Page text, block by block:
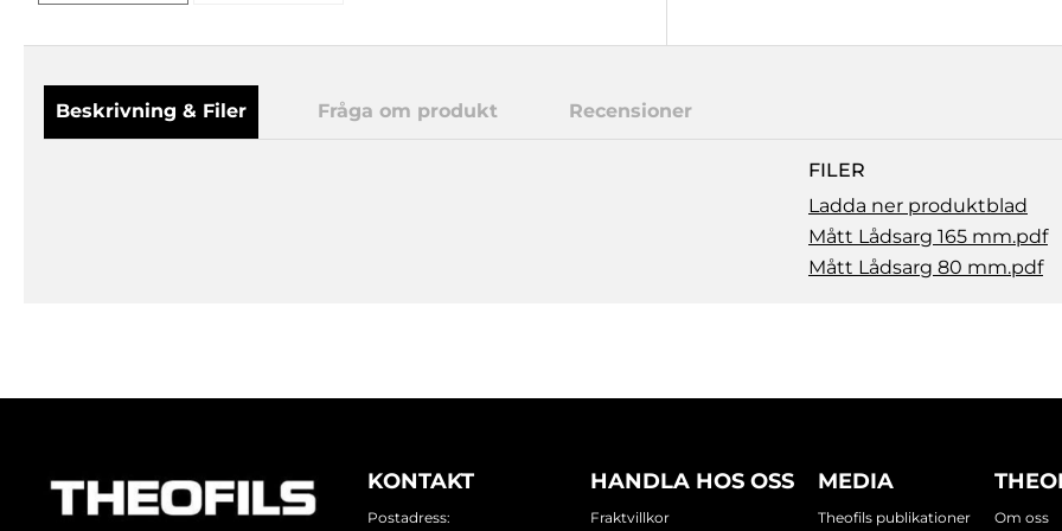
Beskrivning & Filer Fråga om produkt Recensioner
FILER
Ladda ner produktblad
Mått Lådsarg 165 mm.pdf
Mått Lådsarg 80 mm.pdf
KONTAKT
Postadress:
HANDLA HOS OSS
Fraktvillkor
MEDIA
Theofils publikationer Om oss